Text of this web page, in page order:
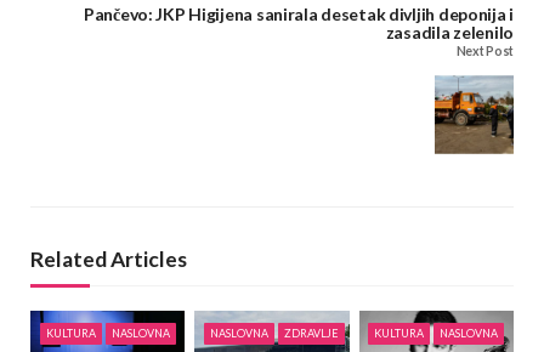
Pančevo: JKP Higijena sanirala desetak divljih deponija i
zasadila zelenilo
Next Post
Related Articles
KULTURA NASLOVNA NASLOVNA ZDRAVLJE KULTURA NASLOVNA